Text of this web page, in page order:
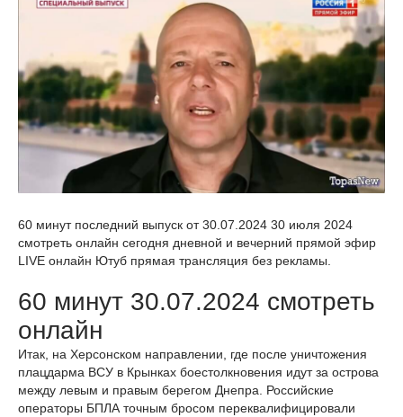
60 минут последний выпуск от 30.07.2024 30 июля 2024
смотреть онлайн сегодня дневной и вечерний прямой эфир
LIVE онлайн Ютуб прямая трансляция без рекламы.
60 минут 30.07.2024 смотреть
онлайн
Итак, на Херсонском направлении, где после уничтожения
плацдарма ВСУ в Крынках боестолкновения идут за острова
между левым и правым берегом Днепра. Российские
операторы БПЛА точным бросом переквалифицировали